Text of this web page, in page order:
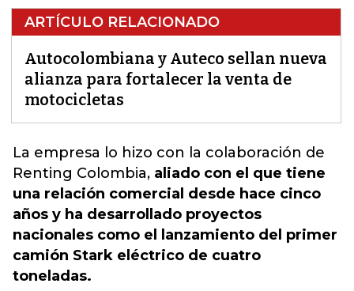
ARTÍCULO RELACIONADO
Autocolombiana y Auteco sellan nueva
alianza para fortalecer la venta de
motocicletas
La empresa lo hizo con la colaboración de
Renting Colombia, aliado con el que tiene
una relación comercial desde hace cinco
años y ha desarrollado proyectos
nacionales como el lanzamiento del primer
camión Stark eléctrico de cuatro
toneladas.